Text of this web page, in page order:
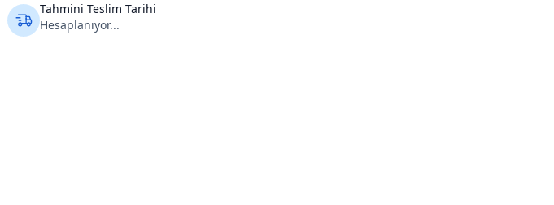
Tahmini Teslim Tarihi
Hesaplanıyor...